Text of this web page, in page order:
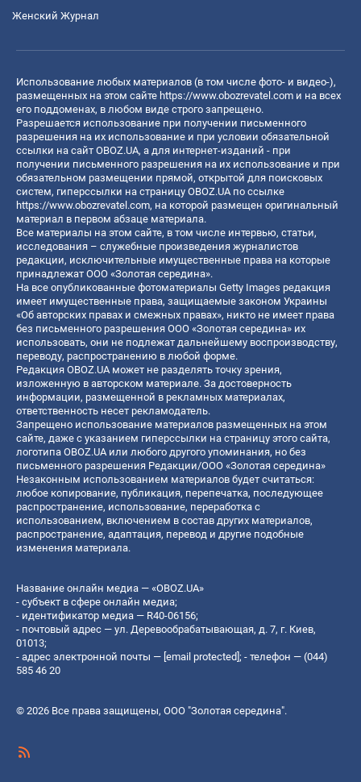
Женский Журнал
Использование любых материалов (в том числе фото- и видео-),
размещенных на этом сайте https://www.obozrevatel.com и на всех
его поддоменах, в любом виде строго запрещено.
Разрешается использование при получении письменного
разрешения на их использование и при условии обязательной
ссылки на сайт OBOZ.UA, а для интернет-изданий - при
получении письменного разрешения на их использование и при
обязательном размещении прямой, открытой для поисковых
систем, гиперссылки на страницу OBOZ.UA по ссылке
https://www.obozrevatel.com, на которой размещен оригинальный
материал в первом абзаце материала.
Все материалы на этом сайте, в том числе интервью, статьи,
исследования – служебные произведения журналистов
редакции, исключительные имущественные права на которые
принадлежат ООО «Золотая середина».
На все опубликованные фотоматериалы Getty Images редакция
имеет имущественные права, защищаемые законом Украины
«Об авторских правах и смежных правах», никто не имеет права
без письменного разрешения ООО «Золотая середина» их
использовать, они не подлежат дальнейшему воспроизводству,
переводу, распространению в любой форме.
Редакция OBOZ.UA может не разделять точку зрения,
изложенную в авторском материале. За достоверность
информации, размещенной в рекламных материалах,
ответственность несет рекламодатель.
Запрещено использование материалов размещенных на этом
сайте, даже с указанием гиперссылки на страницу этого сайта,
логотипа OBOZ.UA или любого другого упоминания, но без
письменного разрешения Редакции/ООО «Золотая середина»
Незаконным использованием материалов будет считаться:
любое копирование, публикация, перепечатка, последующее
распространение, использование, переработка с
использованием, включением в состав других материалов,
распространение, адаптация, перевод и другие подобные
изменения материала.
Название онлайн медиа — «OBOZ.UA»
- субъект в сфере онлайн медиа;
- идентификатор медиа — R40-06156;
- почтовый адрес — ул. Деревообрабатывающая, д. 7, г. Киев,
01013;
- адрес электронной почты — [email protected]; - телефон — (044)
585 46 20
© 2026 Все права защищены, ООО "Золотая середина".